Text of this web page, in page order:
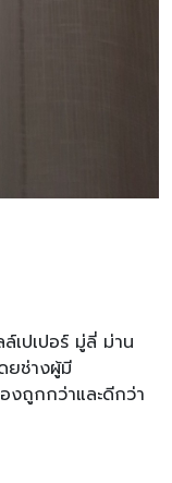
เปเปอร์ มู่ลี่ ม่าน
ยช่างผู้มี
งถูกกว่าและดีกว่า